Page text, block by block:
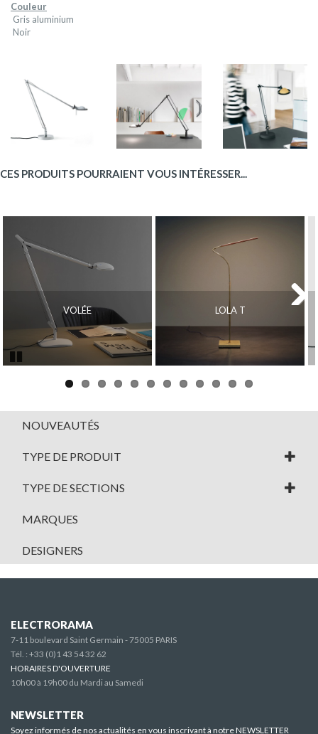
Couleur
Gris aluminium
Noir
CES PRODUITS POURRAIENT VOUS INTÉRESSER...
VOLÉE LOLA T
Next
NOUVEAUTÉS
TYPE DE PRODUIT
TYPE DE SECTIONS
MARQUES
DESIGNERS
ELECTRORAMA
7-11 boulevard Saint Germain - 75005 PARIS
Tél. : +33 (0)1 43 54 32 62
HORAIRES D'OUVERTURE
10h00 à 19h00 du Mardi au Samedi
NEWSLETTER
Soyez informés de nos actualités en vous inscrivant à notre NEWSLETTER